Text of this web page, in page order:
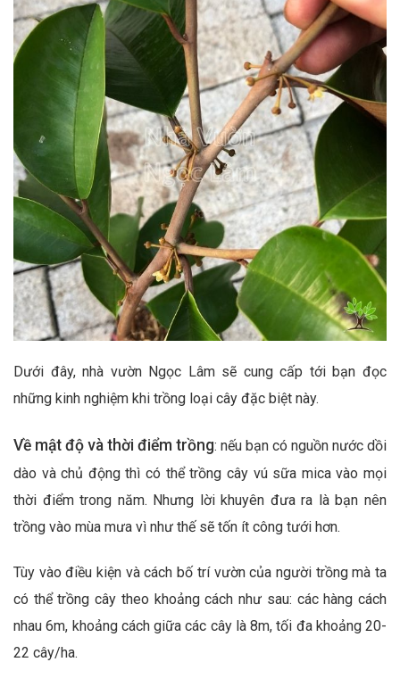
Dưới đây, nhà vườn Ngọc Lâm sẽ cung cấp tới bạn đọc
những kinh nghiệm khi trồng loại cây đặc biệt này.
Về mật độ và thời điểm trồng: nếu bạn có nguồn nước dồi
dào và chủ động thì có thể trồng cây vú sữa mica vào mọi
thời điểm trong năm. Nhưng lời khuyên đưa ra là bạn nên
trồng vào mùa mưa vì như thế sẽ tốn ít công tưới hơn.
Tùy vào điều kiện và cách bố trí vườn của người trồng mà ta
có thể trồng cây theo khoảng cách như sau: các hàng cách
nhau 6m, khoảng cách giữa các cây là 8m, tối đa khoảng 20-
22 cây/ha.